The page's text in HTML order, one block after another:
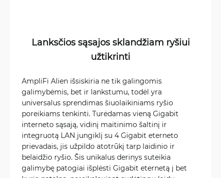
Lanksčios sąsajos sklandžiam ryšiui
užtikrinti
AmpliFi Alien išsiskiria ne tik galingomis
galimybėmis, bet ir lankstumu, todėl yra
universalus sprendimas šiuolaikiniams ryšio
poreikiams tenkinti. Turėdamas vieną Gigabit
interneto sąsają, vidinį maitinimo šaltinį ir
integruotą LAN jungiklį su 4 Gigabit eterneto
prievadais, jis užpildo atotrūkį tarp laidinio ir
belaidžio ryšio. Šis unikalus derinys suteikia
galimybę patogiai išplėsti Gigabit eternetą į bet